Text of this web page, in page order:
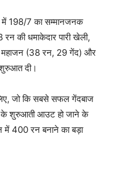
में 198/7 का सम्मानजनक
की धमाकेदार पारी खेली,
(38 रन, 29 गेंद) और
दी।
लिए, जो कि सबसे सफल गेंदबाज
के शुरुआती आउट हो जाने के
में 400 रन बनाने का बड़ा